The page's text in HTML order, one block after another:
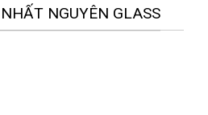
NGUYÊN GLASS